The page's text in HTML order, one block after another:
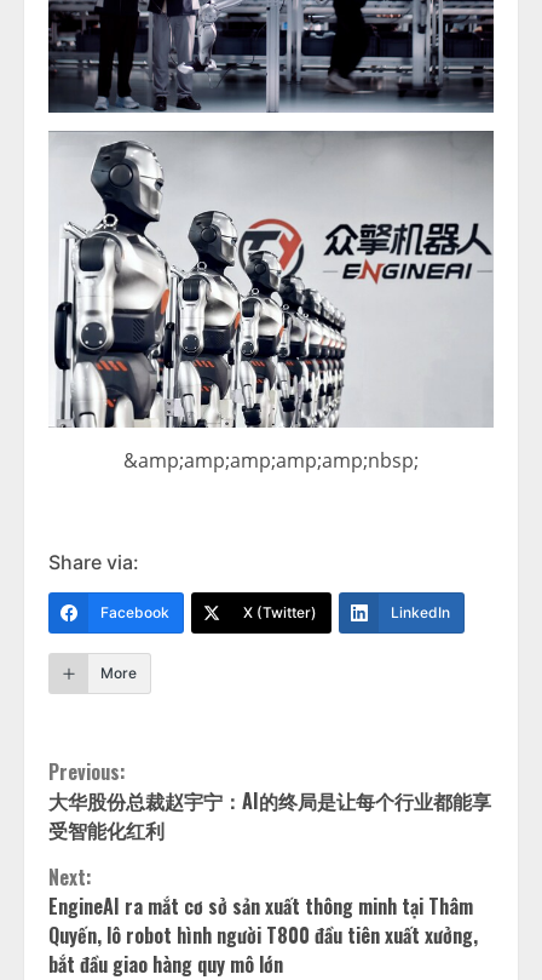
&amp;amp;amp;amp;amp;nbsp;
Share via:
Facebook X (Twitter) LinkedIn
More
Continue
Reading
Previous:
大华股份总裁赵宇宁：AI的终局是让每个行业都能享
受智能化红利
Next:
EngineAI ra mắt cơ sở sản xuất thông minh tại Thâm
Quyến, lô robot hình người T800 đầu tiên xuất xưởng,
bắt đầu giao hàng quy mô lớn